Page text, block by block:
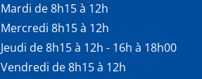
Mardi de 8h15 à 12h
Mercredi 8h15 à 12h
Jeudi de 8h15 à 12h - 16h à 18h00
Vendredi de 8h15 à 12h